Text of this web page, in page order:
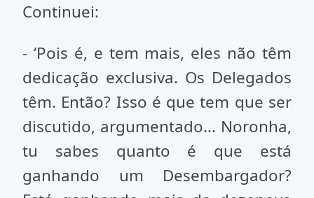
Continuei:
- ‘Pois é, e tem mais, eles não têm
dedicação exclusiva. Os Delegados
têm. Então? Isso é que tem que ser
discutido, argumentado... Noronha,
tu sabes quanto é que está
ganhando um Desembargador?